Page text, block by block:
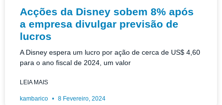
Acções da Disney sobem 8% após
a empresa divulgar previsão de
lucros
A Disney espera um lucro por ação de cerca de US$ 4,60
para o ano fiscal de 2024, um valor
LEIA MAIS
kambarico 8 Fevereiro, 2024